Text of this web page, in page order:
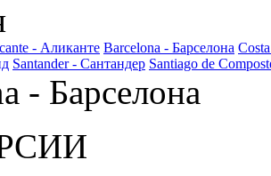
- Аликанте Barcelona - Барселона
Santander - Сантандер Santiago de
- Барселона